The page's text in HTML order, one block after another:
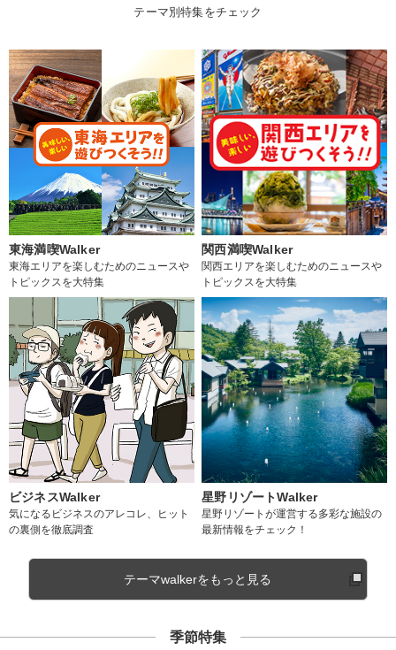
テーマ別特集をチェック
東海満喫Walker
東海エリアを楽しむためのニュースや
トピックスを大特集
関西満喫Walker
関西エリアを楽しむためのニュースや
トピックスを大特集
ビジネスWalker
気になるビジネスのアレコレ、ヒット
の裏側を徹底調査
星野リゾートWalker
星野リゾートが運営する多彩な施設の
最新情報をチェック！
テーマwalkerをもっと見る
季節特集